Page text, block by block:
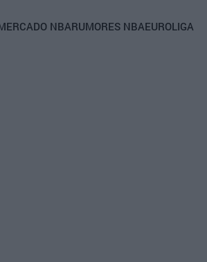
NBARUMORES NBAEUROLIGA